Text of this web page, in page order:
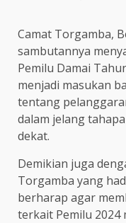
Camat Torgamba,
sambutannya
Pemilu Damai
menjadi masukan
tentang
dalam jelang
dekat.
Demikian juga
Torgamba yang
berharap agar
terkait Pemilu 2024